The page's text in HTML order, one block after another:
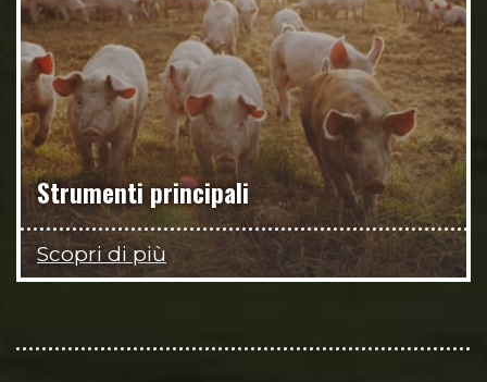
Strumenti principali
Scopri di più